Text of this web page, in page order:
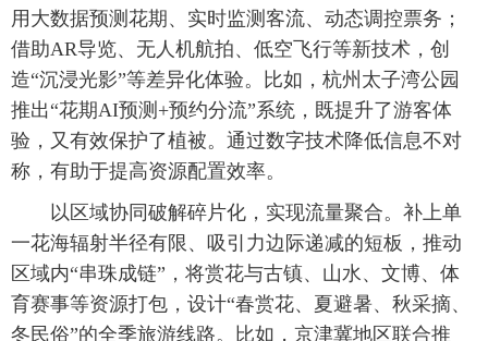
用大数据预测花期、实时监测客流、动态调控票务；
借助AR导览、无人机航拍、低空飞行等新技术，创
造“沉浸光影”等差异化体验。比如，杭州太子湾公园
推出“花期AI预测+预约分流”系统，既提升了游客体
验，又有效保护了植被。通过数字技术降低信息不对
称，有助于提高资源配置效率。
以区域协同破解碎片化，实现流量聚合。补上单
一花海辐射半径有限、吸引力边际递减的短板，推动
区域内“串珠成链”，将赏花与古镇、山水、文博、体
育赛事等资源打包，设计“春赏花、夏避暑、秋采摘、
冬民俗”的全季旅游线路。比如，京津冀地区联合推